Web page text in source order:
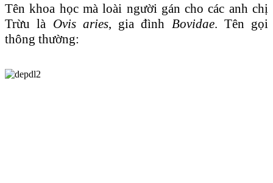
Tên khoa học mà loài người gán cho các anh chị
Trừu là Ovis aries, gia đình Bovidae. Tên gọi
thông thường: